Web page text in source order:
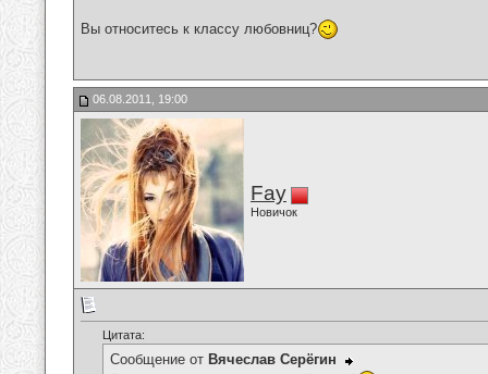
Вы относитесь к классу любовниц?
06.08.2011, 19:00
Fay
Новичок
Цитата:
Сообщение от Вячеслав Серёгин